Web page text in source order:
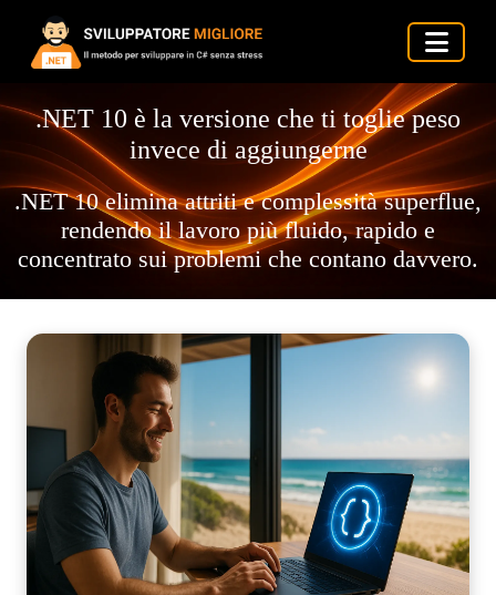
.NET 10 è la versione che ti toglie peso
invece di aggiungerne
.NET 10 elimina attriti e complessità superflue,
rendendo il lavoro più fluido, rapido e
concentrato sui problemi che contano davvero.